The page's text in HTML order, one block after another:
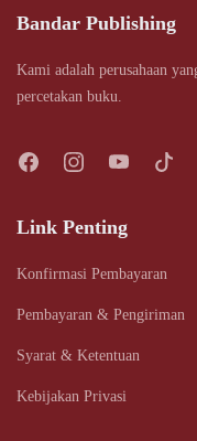
Bandar Publishing
Kami adalah perusahaan
percetakan buku.
Link Penting
Konfirmasi Pembayaran
Pembayaran & Pengiriman
Syarat & Ketentuan
Kebijakan Privasi